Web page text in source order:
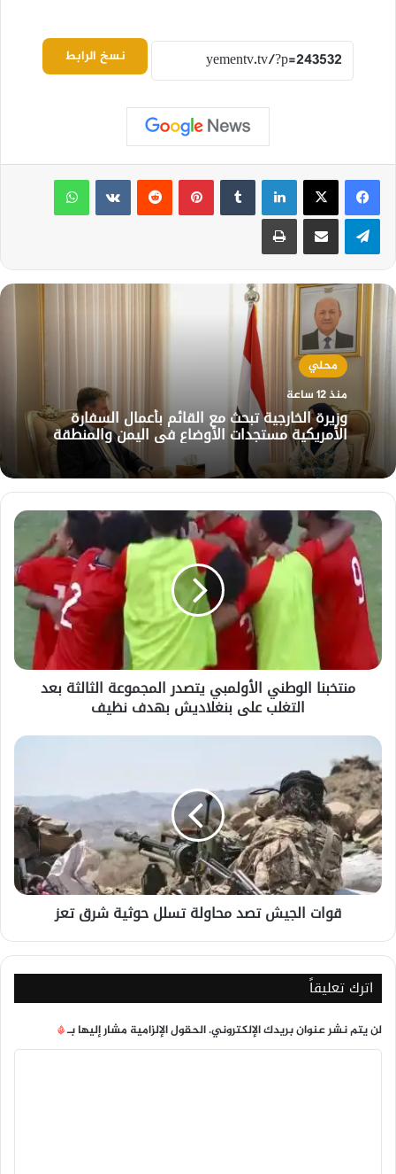
نسخ الرابط
لينكدإن بينتيريست
واتساب
تيلقرام مشاركة عبر البريد طباعة
محلي
منذ 12 ساعة
وزيرة الخارجية تبحث مع القائم بأعمال السفارة
الأمريكية مستجدات الأوضاع في اليمن والمنطقة
منتخبنا
الوطني
الأولمبي
يتصدر
المجموعة
الثالثة
بعد
التغلب
على
بنغلاديش
منتخبنا الوطني الأولمبي يتصدر المجموعة الثالثة بعد
التغلب على بنغلاديش بهدف نظيف
قوات
الجيش
تصد
محاولة
تسلل
حوثية
شرق
تعز
قوات الجيش تصد محاولة تسلل حوثية شرق تعز
اترك تعليقاً
لن يتم نشر عنوان بريدك الإلكتروني.الحقول الإلزامية مشار إليها بـ*